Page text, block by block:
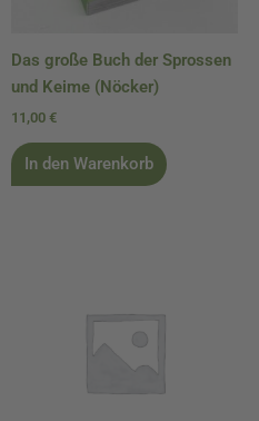
Das große Buch der Sprossen
und Keime (Nöcker)
11,00 €
In den Warenkorb